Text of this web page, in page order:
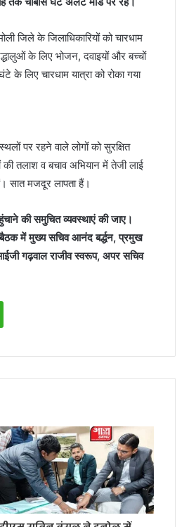
जिले के जिलाधिकारियों को चारधाम
के लिए भोजन, दवाइयों और बच्चों
लिए चारधाम यात्रा को रोका गया
पर रहने वाले लोगों को सुरक्षित
तलाश व बचाव अभियान में तेजी लाई
सात मजदूर लापता हैं।
की समुचित व्यवस्थाएं की जाए।
में मुख्य सचिव आनंद बर्द्धन, प्रमुख
गढ़वाल राजीव स्वरूप, अपर सचिव